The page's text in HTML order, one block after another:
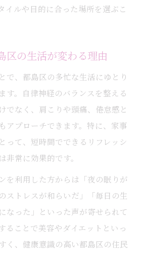
イルや目的に合った場所を選ぶこ
区の生活が変わる理由
で、都島区の多忙な生活にゆとり
す。自律神経のバランスを整える
でなく、肩こりや頭痛、倦怠感と
アプローチできます。特に、家事
って、短時間でできるリフレッシ
非常に効果的です。
を利用した方からは「夜の眠りが
ストレスが和らいだ」「毎日の生
なった」といった声が寄せられて
ることで美容やダイエットといっ
く、健康意識の高い都島区の住民